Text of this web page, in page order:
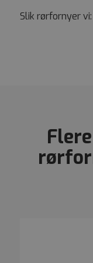
Slik rørfornyer vi: